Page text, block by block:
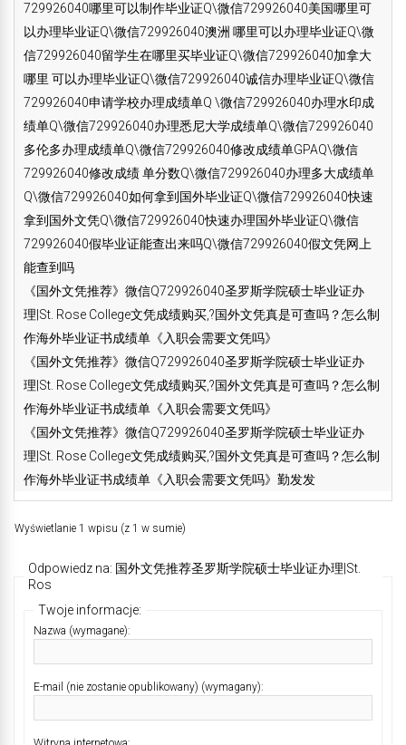
729926040哪里可以制作毕业证Q\微信729926040美国哪里可
以办理毕业证Q\微信729926040澳洲 哪里可以办理毕业证Q\微
信729926040留学生在哪里买毕业证Q\微信729926040加拿大
哪里 可以办理毕业证Q\微信729926040诚信办理毕业证Q\微信
729926040申请学校办理成绩单Q \微信729926040办理水印成
绩单Q\微信729926040办理悉尼大学成绩单Q\微信729926040
多伦多办理成绩单Q\微信729926040修改成绩单GPAQ\微信
729926040修改成绩 单分数Q\微信729926040办理多大成绩单
Q\微信729926040如何拿到国外毕业证Q\微信729926040快速
拿到国外文凭Q\微信729926040快速办理国外毕业证Q\微信
729926040假毕业证能查出来吗Q\微信729926040假文凭网上
能查到吗
《国外文凭推荐》微信Q729926040圣罗斯学院硕士毕业证办
理|St. Rose College文凭成绩购买,?国外文凭真是可查吗？怎么制
作海外毕业证书成绩单《入职会需要文凭吗》
《国外文凭推荐》微信Q729926040圣罗斯学院硕士毕业证办
理|St. Rose College文凭成绩购买,?国外文凭真是可查吗？怎么制
作海外毕业证书成绩单《入职会需要文凭吗》
《国外文凭推荐》微信Q729926040圣罗斯学院硕士毕业证办
理|St. Rose College文凭成绩购买,?国外文凭真是可查吗？怎么制
作海外毕业证书成绩单《入职会需要文凭吗》勤发发
Wyświetlanie 1 wpisu (z 1 w sumie)
Odpowiedz na: 国外文凭推荐圣罗斯学院硕士毕业证办理|St.
Ros
Twoje informacje:
Nazwa (wymagane):
E-mail (nie zostanie opublikowany) (wymagany):